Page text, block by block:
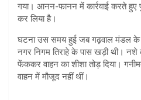
गया। आनन-फानन में कार्रवाई करते हुए
कर लिया है।
घटना उस समय हुई जब गढ़वाल मंडल के
नगर निगम तिराहे के पास खड़ी थी।
फेंककर वाहन का शीशा तोड़ दिया।
वाहन में मौजूद नहीं थीं।